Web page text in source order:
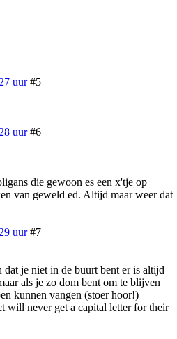
uur #5
uur #6
die gewoon es een x'tje op
van geweld ed. Altijd maar weer dat
uur #7
dat je niet in de buurt bent er is altijd
als je zo dom bent om te blijven
kunnen vangen (stoer hoor!)
will never get a capital letter for their